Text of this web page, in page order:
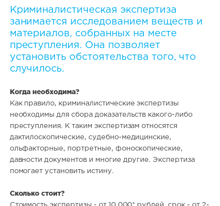
Криминалистическая экспертиза
занимается исследованием веществ и
материалов, собранных на месте
преступления. Она позволяет
установить обстоятельства того, что
случилось.
Когда необходима?
Как правило, криминалистические экспертизы
необходимы для сбора доказательств какого-либо
преступления. К таким экспертизам относятся
дактилоскопические, судебно-медицинские,
ольфакторные, портретные, фоноскопические,
давности документов и многие другие. Экспертиза
помогает установить истину.
Сколько стоит?
Стоимость экспертизы - от 10 000* рублей, срок - от 2-